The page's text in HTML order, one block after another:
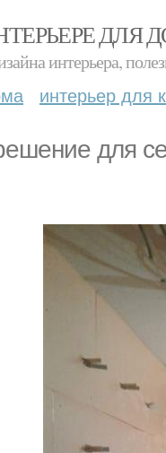
ДЛЯ
интерьера,
интерьер для
для